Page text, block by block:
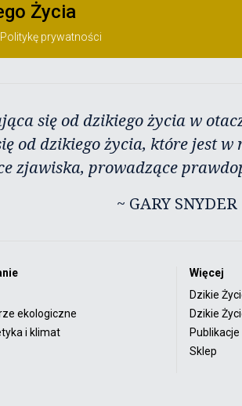
Życia
Politykę prywatności
się od dzikiego życia w
od dzikiego życia, które jest w
zjawiska, prowadzące
~ GARY SNYDER
ekologiczne
i klimat
Więcej
Dzikie
Dzikie
Publikacje
Sklep